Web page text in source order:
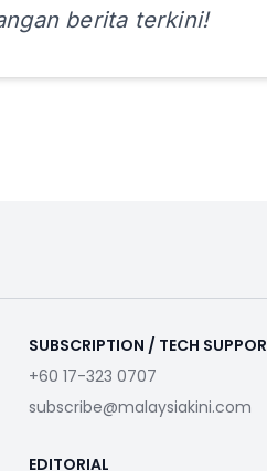
berita terkini!
SUBSCRIPTION / TECH
+60 17-323 0707
subscribe@malaysiakini.com
EDITORIAL